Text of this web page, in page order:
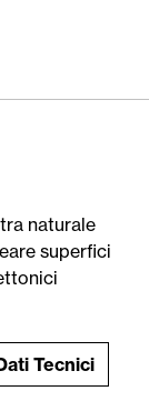
naturale
superfici
Tecnici